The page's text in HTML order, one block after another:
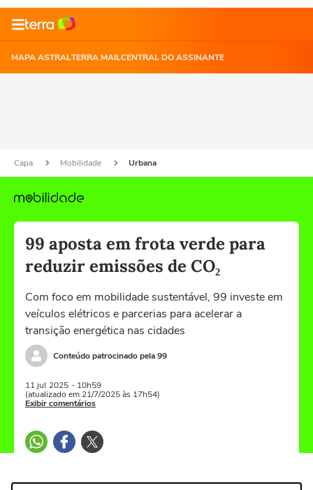
MAPA ASTRALTERRA MAILCENTRAL DO ASSINANTE
Capa Mobilidade Urbana
99 aposta em frota verde para
reduzir emissões de CO₂
Com foco em mobilidade sustentável, 99 investe em
veículos elétricos e parcerias para acelerar a
transição energética nas cidades
Conteúdo patrocinado pela 99
11 jul 2025 - 10h59
(atualizado em 21/7/2025 às 17h54)
Exibir comentários